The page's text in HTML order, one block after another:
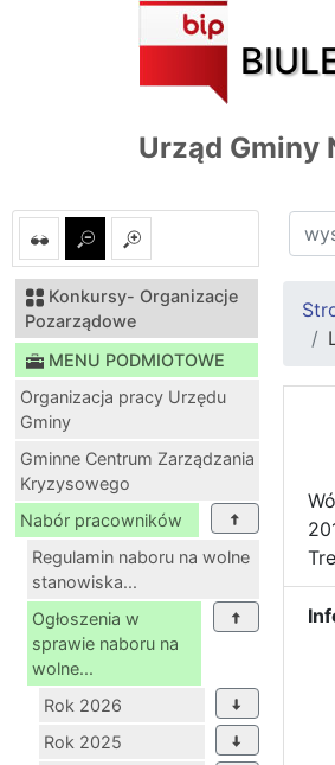
Urząd Gminy
Konkursy- Organizacje
Pozarządowe
MENU PODMIOTOWE
Organizacja pracy Urzędu
Gminy
Gminne Centrum Zarządzania
Kryzysowego
Nabór pracowników
Regulamin naboru na wolne
stanowiska...
Ogłoszenia w
sprawie naboru na
wolne...
Rok 2026
Rok 2025